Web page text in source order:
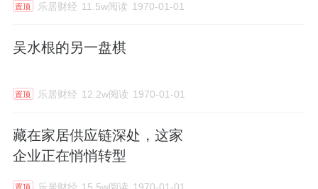
置顶 乐居财经 11.5w阅读 1970-01-01
吴水根的另一盘棋
置顶 乐居财经 12.2w阅读 1970-01-01
藏在家居供应链深处，这家
企业正在悄悄转型
置顶 乐居财经 15.5w阅读 1970-01-01